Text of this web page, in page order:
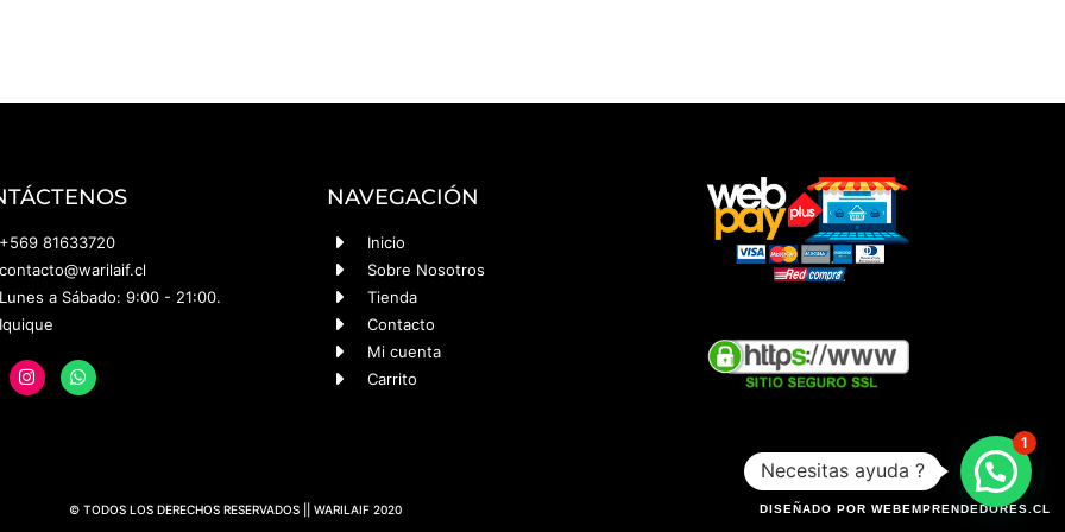
81633720
a Sábado: 9:00 - 21:00.
NAVEGACIÓN
Inicio
Sobre Nosotros
Tienda
Contacto
Mi cuenta
Carrito
© TODOS LOS DERECHOS RESERVADOS || WARILAIF 2020 DISEÑADO POR WEBEMPRENDEDORES.CL
Necesitas ayuda ?
1